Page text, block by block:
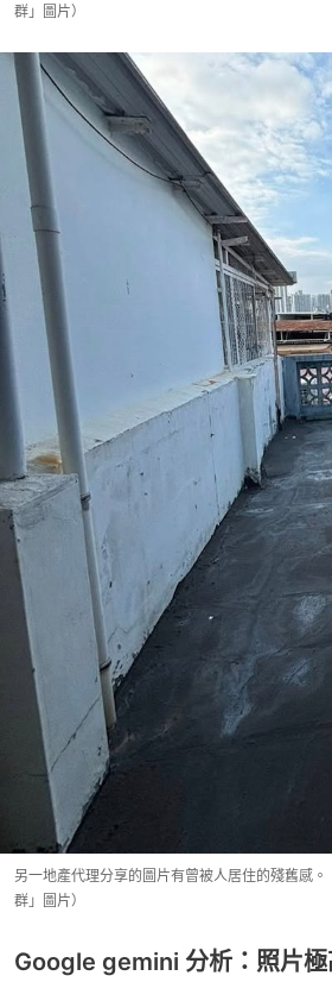
群」圖片）
另一地產代理分享的圖片有曾被人居住的殘舊感
群」圖片）
Google gemini 分析：照片